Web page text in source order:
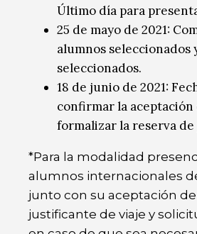
Último día para
25 de mayo de 2021:
alumnos seleccionados
seleccionados.
18 de junio de 2021:
confirmar la aceptación
formalizar la reserva de
*Para la modalidad
alumnos internacionales
junto con su aceptación de
justificante de viaje y